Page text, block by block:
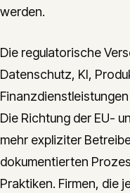
werden.
Die regulatorische
Datenschutz, KI,
Die Richtung der EU-
mehr expliziter
dokumentierten
Praktiken. Firmen, die